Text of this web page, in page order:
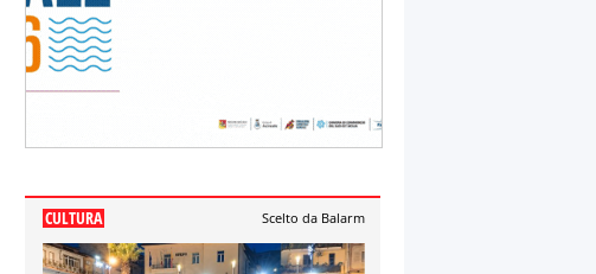
CULTURA Scelto da Balarm